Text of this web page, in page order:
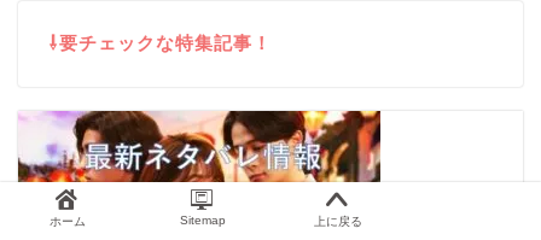
⇩要チェックな特集記事！
ホーム Sitemap 上に戻る